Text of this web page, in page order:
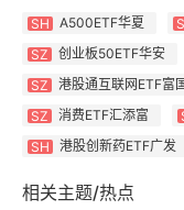
SH A500ETF华夏
SZ
创业板50ETF华安
SZ
港股通互联网ETF富
SZ
消费ETF汇添富
SH
港股创新药ETF广发
相关主题/热点